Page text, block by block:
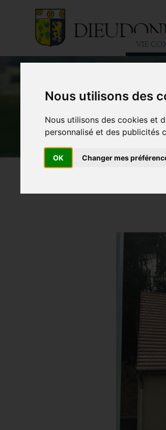
Nous utilisons des
Nous utilisons des cookies et
personnalisé et des publicités
OK Changer mes
VIE